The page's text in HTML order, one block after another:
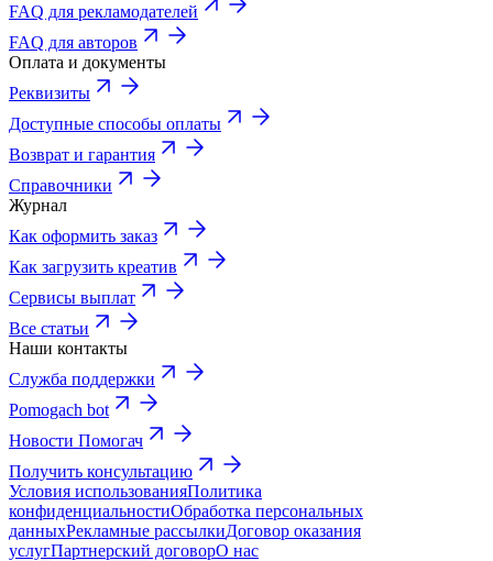
FAQ для рекламодателей
FAQ для авторов
Оплата и документы
Реквизиты
Доступные способы оплаты
Возврат и гарантия
Справочники
Журнал
Как оформить заказ
Как загрузить креатив
Сервисы выплат
Все статьи
Наши контакты
Служба поддержки
Pomogach bot
Новости Помогач
Получить консультацию
Условия использованияПолитика
конфиденциальностиОбработка персональных
данныхРекламные рассылкиДоговор оказания
услугПартнерский договорО нас